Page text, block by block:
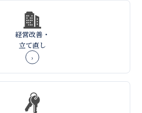
経営改善・
立て直し
›